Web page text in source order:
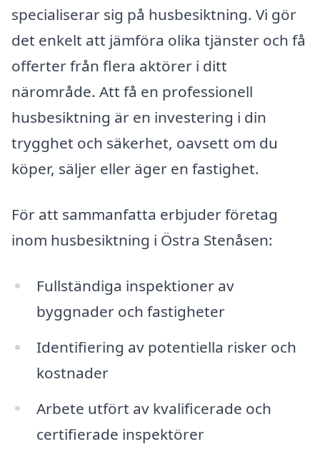
specialiserar sig på husbesiktning. Vi gör
det enkelt att jämföra olika tjänster och få
offerter från flera aktörer i ditt
närområde. Att få en professionell
husbesiktning är en investering i din
trygghet och säkerhet, oavsett om du
köper, säljer eller äger en fastighet.
För att sammanfatta erbjuder företag
inom husbesiktning i Östra Stenåsen:
Fullständiga inspektioner av
byggnader och fastigheter
Identifiering av potentiella risker och
kostnader
Arbete utfört av kvalificerade och
certifierade inspektörer